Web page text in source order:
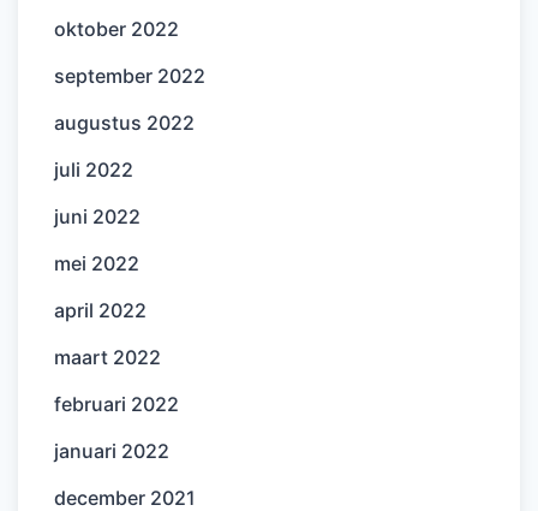
oktober 2022
september 2022
augustus 2022
juli 2022
juni 2022
mei 2022
april 2022
maart 2022
februari 2022
januari 2022
december 2021